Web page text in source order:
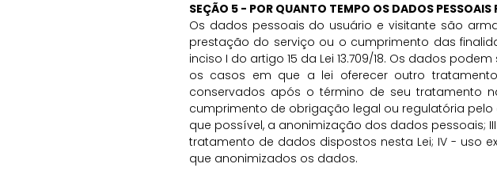
SEÇÃO 5 - POR QUANTO TEMPO OS DADOS
Os dados pessoais do usuário e visitante são
prestação do serviço ou o cumprimento das
inciso I do artigo 15 da Lei 13.709/18. Os dados
os casos em que a lei oferecer outro
conservados após o término de seu tratamento
cumprimento de obrigação legal ou regulatória
que possível, a anonimização dos dados pessoais;
tratamento de dados dispostos nesta Lei; IV - uso
que anonimizados os dados.